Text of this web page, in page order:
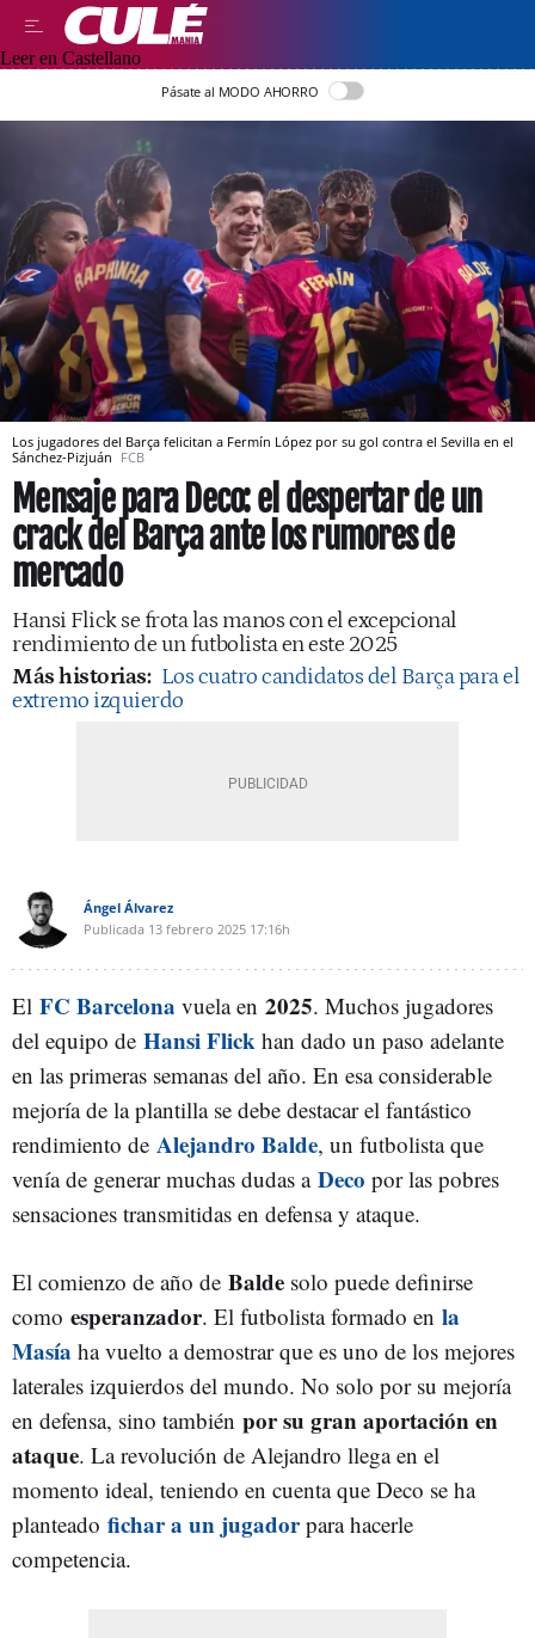
Leer en Castellano
Pásate al MODO AHORRO
Los jugadores del Barça felicitan a Fermín López por su gol contra el Sevilla en el
Sánchez-Pizjuán FCB
Mensaje para Deco: el despertar de un
crack del Barça ante los rumores de
mercado
Hansi Flick se frota las manos con el excepcional
rendimiento de un futbolista en este 2025
Más historias: Los cuatro candidatos del Barça para el
extremo izquierdo
Ángel Álvarez
Publicada 13 febrero 2025 17:16h
El FC Barcelona vuela en 2025. Muchos jugadores
del equipo de Hansi Flick han dado un paso adelante
en las primeras semanas del año. En esa considerable
mejoría de la plantilla se debe destacar el fantástico
rendimiento de Alejandro Balde, un futbolista que
venía de generar muchas dudas a Deco por las pobres
sensaciones transmitidas en defensa y ataque.
El comienzo de año de Balde solo puede definirse
como esperanzador. El futbolista formado en la
Masía ha vuelto a demostrar que es uno de los mejores
laterales izquierdos del mundo. No solo por su mejoría
en defensa, sino también por su gran aportación en
ataque. La revolución de Alejandro llega en el
momento ideal, teniendo en cuenta que Deco se ha
planteado fichar a un jugadorpara hacerle
competencia.